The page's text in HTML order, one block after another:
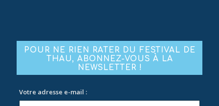
POUR NE RIEN RATER DU FESTIVAL DE
THAU, ABONNEZ-VOUS À LA
NEWSLETTER !
Votre adresse e-mail :